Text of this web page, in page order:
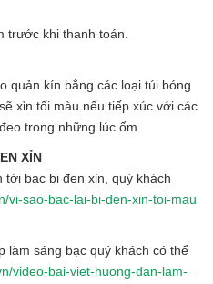
trước khi thanh toán.
quản kín bằng các loại túi bóng
xỉn tối màu nếu tiếp xúc với các
trong những lúc ốm.
XỈN
bạc bị đen xỉn, quý khách
vi-sao-bac-lai-bi-den-xin-toi-mau
làm sáng bạc quý khách có thể
video-bai-viet-huong-dan-lam-